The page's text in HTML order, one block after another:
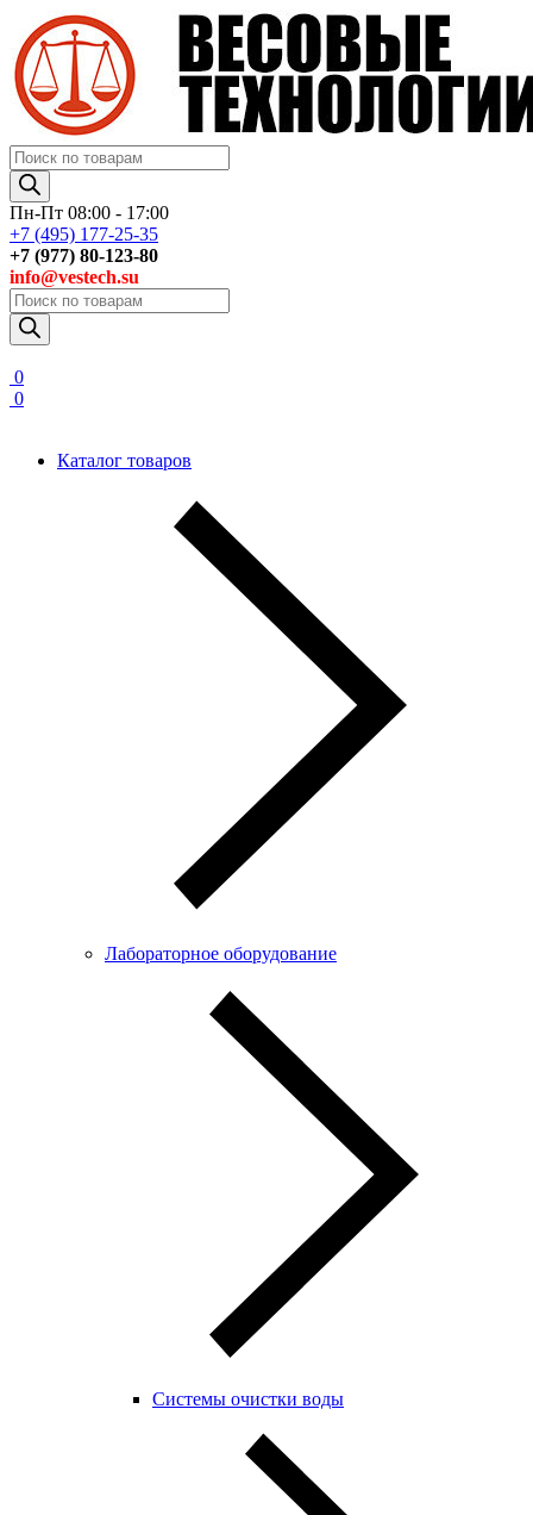
Поиск
товаров
Пн-Пт 08:00 - 17:00
+7 (495) 177-25-35
+7 (977) 80-123-80
info@vestech.su
Поиск
товаров
0
0
Каталог товаров
Лабораторное оборудование
Системы очистки воды